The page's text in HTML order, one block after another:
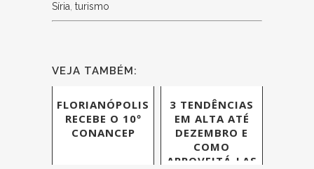
Síria, turismo
VEJA TAMBÉM:
FLORIANÓPOLIS
RECEBE O 10º
CONANCEP
3 TENDÊNCIAS
EM ALTA ATÉ
DEZEMBRO E
COMO
APROVEITÁ-LAS